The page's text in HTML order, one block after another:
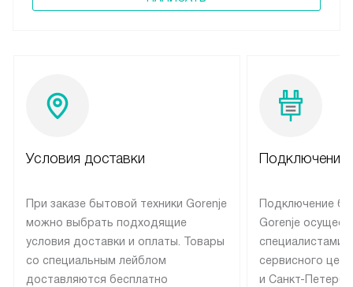
НАПИСАТЬ
Условия доставки
При заказе бытовой техники Gorenje
можно выбрать подходящие
условия доставки и оплаты. Товары
со специальным лейблом
Подключение
Подключение
Gorenje
специалистами
сервисного